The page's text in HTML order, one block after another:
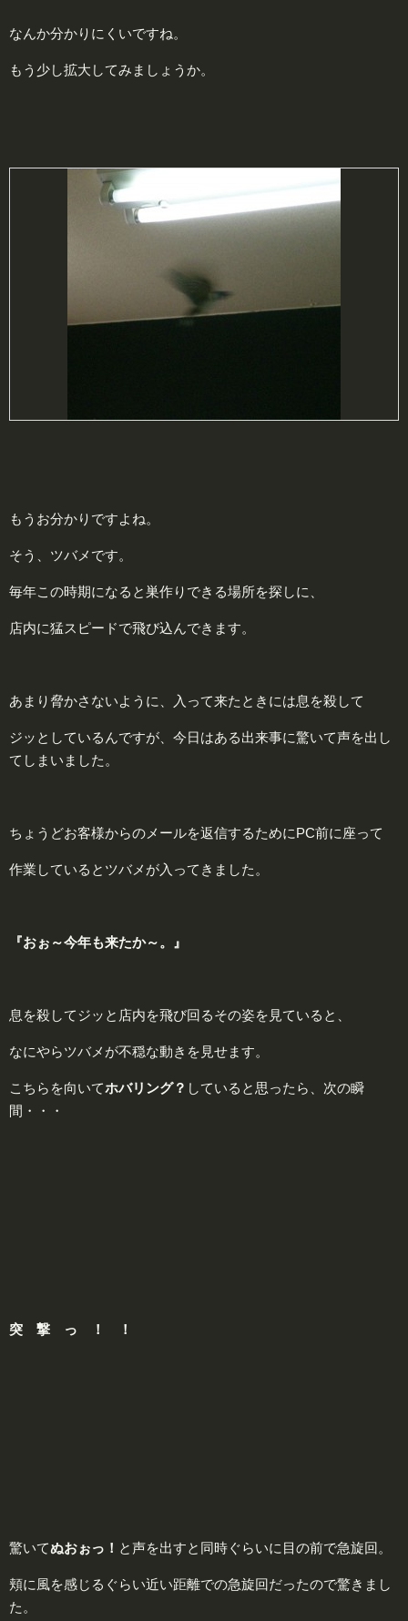
なんか分かりにくいですね。
もう少し拡大してみましょうか。
もうお分かりですよね。
そう、ツバメです。
毎年この時期になると巣作りできる場所を探しに、
店内に猛スピードで飛び込んできます。
あまり脅かさないように、入って来たときには息を殺して
ジッとしているんですが、今日はある出来事に驚いて声を出し
てしまいました。
ちょうどお客様からのメールを返信するためにPC前に座って
作業しているとツバメが入ってきました。
『おぉ～今年も来たか～。』
息を殺してジッと店内を飛び回るその姿を見ていると、
なにやらツバメが不穏な動きを見せます。
こちらを向いてホバリング？ していると思ったら、次の瞬
間・・・
突 撃 っ ！ ！
驚いてぬおぉっ！ と声を出すと同時ぐらいに目の前で急旋回。
頬に風を感じるぐらい近い距離での急旋回だったので驚きまし
た。